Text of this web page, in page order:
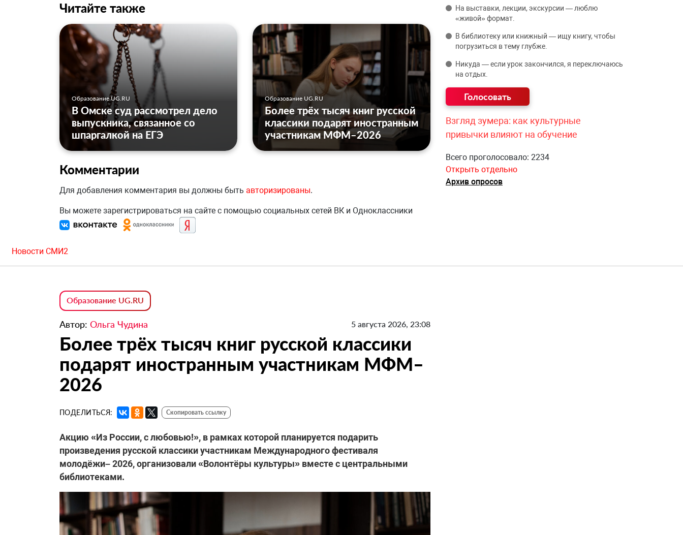
Читайте также
Образование UG.RU
В Омске суд рассмотрел дело
выпускника, связанное со
шпаргалкой на ЕГЭ
Образование UG.RU
Более трёх тысяч книг русской
классики подарят иностранным
участникам МФМ–2026
Комментарии
Для добавления комментария вы должны быть авторизированы.
Вы можете зарегистрироваться на сайте с помощью социальных сетей ВК и Одноклассники
На выставки, лекции, экскурсии — люблю
«живой» формат.
В библиотеку или книжный — ищу книгу, чтобы
погрузиться в тему глубже.
Никуда — если урок закончился, я переключаюсь
на отдых.
Взгляд зумера: как культурные
привычки влияют на обучение
Всего проголосовало: 2234
Открыть отдельно
Архив опросов
Новости СМИ2
Образование UG.RU
Автор: Ольга Чудина 5 августа 2026, 23:08
Более трёх тысяч книг русской классики
подарят иностранным участникам МФМ–
2026
ПОДЕЛИТЬСЯ: Скопировать ссылку
Акцию «Из России, с любовью!», в рамках которой планируется подарить
произведения русской классики участникам Международного фестиваля
молодёжи– 2026, организовали «Волонтёры культуры» вместе с центральными
библиотеками.